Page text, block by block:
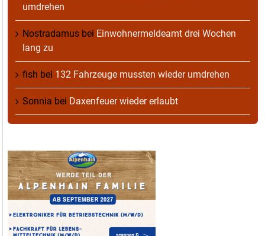
umdrehen
Nostradamus bei Einwohnermeldeamt drei Wochen
lang zu
fish bei 132 Fahrzeuge mussten wieder umdrehen
Sonnia bei Daxenfeuer wieder erlaubt